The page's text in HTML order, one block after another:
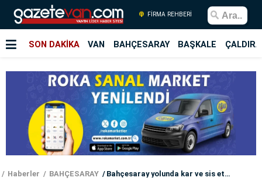
FİRMA REHBERİ
SON DAKİKA VAN BAHÇESARAY BAŞKALE
Haberler BAHÇESARAY Bahçesaray yolunda kar ve sis etkili oluyor